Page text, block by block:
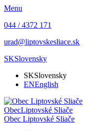
Menu
044 / 4372 171
urad@liptovskesliace.sk
SKSlovensky
SKSlovensky
ENEnglish
ObecLiptovské Sliače
Obec Liptovské Sliače